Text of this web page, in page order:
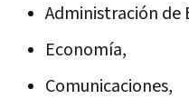
Administración de
Economía,
Comunicaciones,